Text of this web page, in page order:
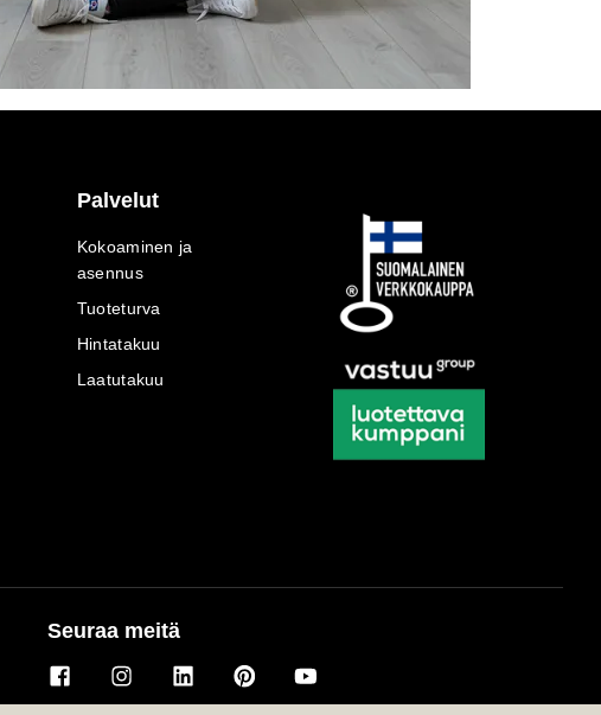
Palvelut
Kokoaminen ja
asennus
Tuoteturva
Hintatakuu
Laatutakuu
Seuraa meitä